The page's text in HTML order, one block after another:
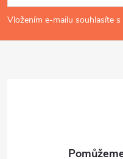
p
a
Vložením e-mailu souhlasíte s